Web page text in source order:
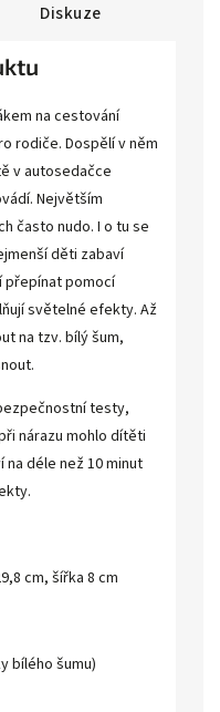
Diskuze
na cestování
rodiče. Dospělí v něm
v autosedačce
Největším
často nudo. I o tu se
děti zabaví
přepínat pomocí
světelné efekty. Až
na tzv. bílý šum,
testy,
nárazu mohlo dítěti
déle než 10 minut
cm, šířka 8 cm
bílého šumu)